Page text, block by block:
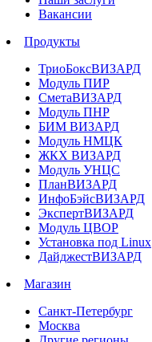
Вакансии
Продукты
ТриоБоксВИЗАРД
Модуль ПИР
СметаВИЗАРД
Модуль ПНР
БИМ ВИЗАРД
Модуль НМЦК
ЖКХ ВИЗАРД
Модуль УНЦС
ПланВИЗАРД
ИнфоБэйсВИЗАРД
ЭкспертВИЗАРД
Модуль ЦВОР
Установка под Linux
ДайджестВИЗАРД
Магазин
Санкт-Петербург
Москва